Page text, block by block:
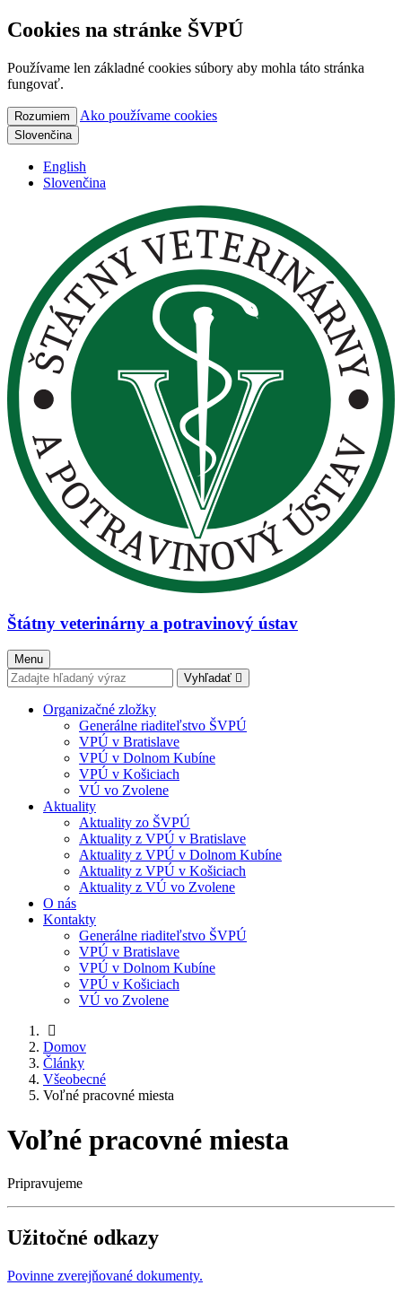
Cookies na stránke ŠVPÚ
Používame len základné cookies súbory aby mohla táto stránka
fungovať.
Rozumiem Ako používame cookies
Slovenčina
English
Slovenčina
Štátny veterinárny a potravinový ústav
Menu
Vyhľadať
Organizačné zložky
Generálne riaditeľstvo ŠVPÚ
VPÚ v Bratislave
VPÚ v Dolnom Kubíne
VPÚ v Košiciach
VÚ vo Zvolene
Aktuality
Aktuality zo ŠVPÚ
Aktuality z VPÚ v Bratislave
Aktuality z VPÚ v Dolnom Kubíne
Aktuality z VPÚ v Košiciach
Aktuality z VÚ vo Zvolene
O nás
Kontakty
Generálne riaditeľstvo ŠVPÚ
VPÚ v Bratislave
VPÚ v Dolnom Kubíne
VPÚ v Košiciach
VÚ vo Zvolene
Domov
Články
Všeobecné
Voľné pracovné miesta
Voľné pracovné miesta
Pripravujeme
Užitočné odkazy
Povinne zverejňované dokumenty.